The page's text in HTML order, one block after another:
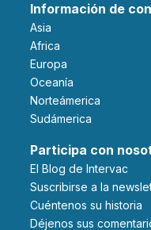
Información de
Asia
Africa
Europa
Oceanía
Norteámerica
Sudámerica
Participa con
El Blog de Intervac
Suscribirse a la
Cuéntenos su historia
Déjenos sus